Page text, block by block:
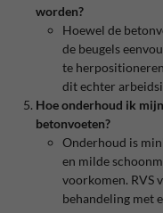
worden?
Hoewel de
de beugels
te
dit echter
Hoe onderhoud ik
betonvoeten?
Onderhoud is
en milde
voorkomen. RVS
behandeling met